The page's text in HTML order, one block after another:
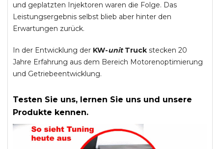
und geplatzten Injektoren waren die Folge. Das
Leistungsergebnis selbst blieb aber hinter den
Erwartungen zurück.
In der Entwicklung der KW-unitTruck stecken 20
Jahre Erfahrung aus dem Bereich Motorenoptimierung
und Getriebeentwicklung.
Testen Sie uns, lernen Sie uns und unsere
Produkte kennen.